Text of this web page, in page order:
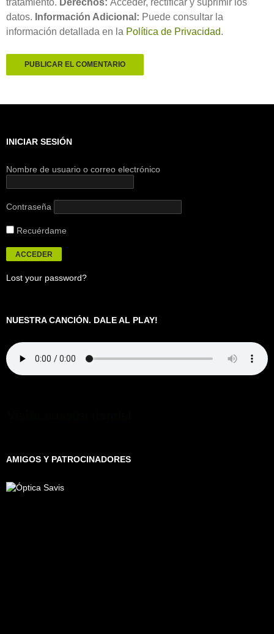
datos. Información Adicional: Puede consultar la
información detallada en la Política de Privacidad.
INICIAR SESIÓN
Nombre de usuario o correo electrónico
Contraseña
Recuérdame
Lost your password?
NUESTRA CANCIÓN. DALE AL PLAY!
AMIGOS Y PATROCINADORES